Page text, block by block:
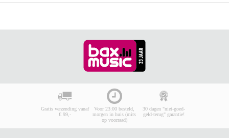
Gratis verzending vanaf
€ 99,-
Voor 23:00 besteld,
morgen in huis (mits
op voorraad)
30 dagen "niet-goed-
geld-terug" garantie!